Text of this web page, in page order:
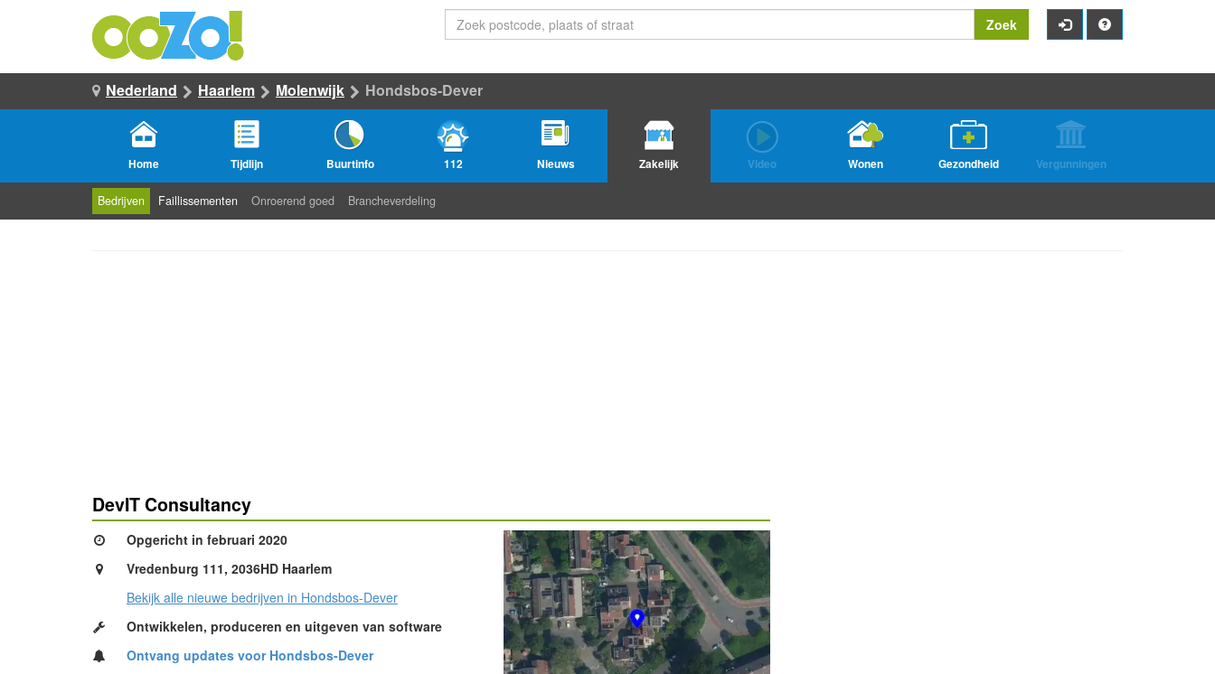
Zoek
Nederland Haarlem Molenwijk Hondsbos-Dever
Home Tijdlijn Buurtinfo 112 Nieuws Zakelijk Video Wonen Gezondheid Vergunningen
Bedrijven Faillissementen Onroerend goed Brancheverdeling
DevIT Consultancy
Opgericht in februari 2020
Vredenburg 111, 2036HD Haarlem
Bekijk alle nieuwe bedrijven in Hondsbos-Dever
Ontwikkelen, produceren en uitgeven van software
Ontvang updates voor Hondsbos-Dever